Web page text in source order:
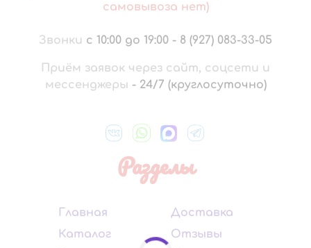
самовывоза нет)
Звонки с 10:00 до 19:00 - 8 (927) 083-33-05
Приём заявок через сайт, соцсети и
мессенджеры - 24/7 (круглосуточно)
Разделы
Главная
Каталог
Доставка
Отзывы